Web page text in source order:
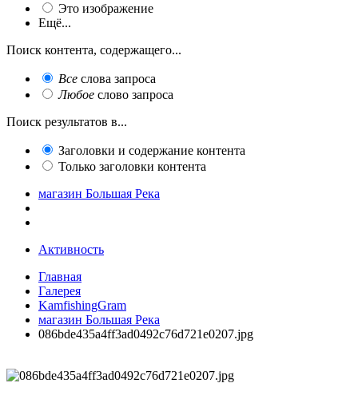
Это изображение
Ещё...
Поиск контента, содержащего...
Все слова запроса
Любое слово запроса
Поиск результатов в...
Заголовки и содержание контента
Только заголовки контента
магазин Большая Река
Активность
Главная
Галерея
KamfishingGram
магазин Большая Река
086bde435a4ff3ad0492c76d721e0207.jpg